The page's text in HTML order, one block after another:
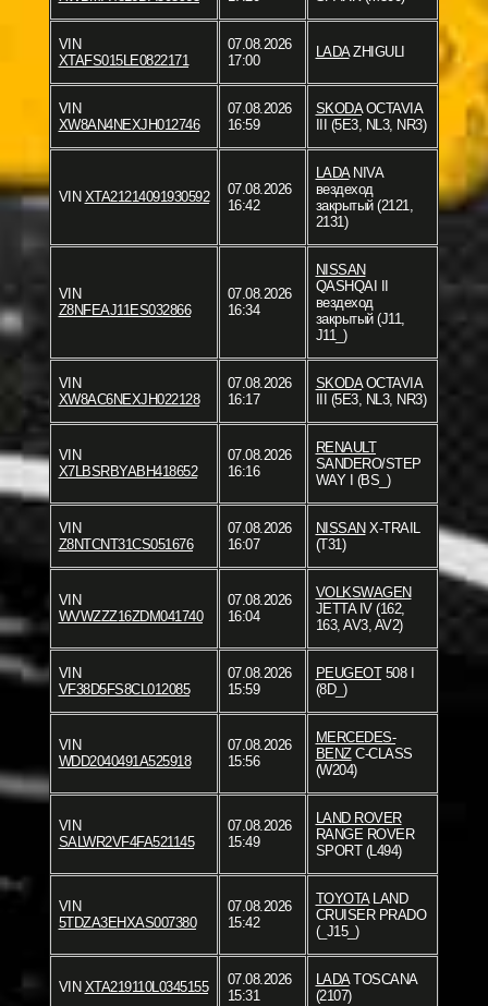
VIN
XTAFS015LE0822171
07.08.2026
17:00
LADAZHIGULI
VIN
XW8AN4NEXJH012746
07.08.2026
16:59
SKODAOCTAVIA
III (5E3, NL3, NR3)
VIN XTA21214091930592
07.08.2026
16:42
LADANIVA
вездеход
закрытый (2121,
2131)
VIN
Z8NFEAJ11ES032866
07.08.2026
16:34
NISSAN
QASHQAI II
вездеход
закрытый (J11,
J11_)
VIN
XW8AC6NEXJH022128
07.08.2026
16:17
SKODAOCTAVIA
III (5E3, NL3, NR3)
VIN
X7LBSRBYABH418652
07.08.2026
16:16
RENAULT
SANDERO/STEP
WAY I (BS_)
VIN
Z8NTCNT31CS051676
07.08.2026
16:07
NISSAN X-TRAIL
(T31)
VIN
WVWZZZ16ZDM041740
07.08.2026
16:04
VOLKSWAGEN
JETTA IV (162,
163, AV3, AV2)
VIN
VF38D5FS8CL012085
07.08.2026
15:59
PEUGEOT508 I
(8D_)
VIN
WDD2040491A525918
07.08.2026
15:56
MERCEDES-
BENZC-CLASS
(W204)
VIN
SALWR2VF4FA521145
07.08.2026
15:49
LAND ROVER
RANGE ROVER
SPORT (L494)
VIN
5TDZA3EHXAS007380
07.08.2026
15:42
TOYOTALAND
CRUISER PRADO
(_J15_)
VIN XTA219110L0345155
07.08.2026
15:31
LADATOSCANA
(2107)